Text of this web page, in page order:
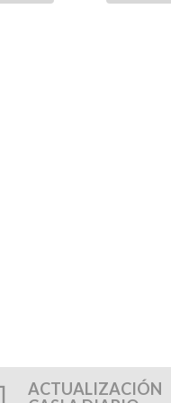
ACTUALIZACIÓN